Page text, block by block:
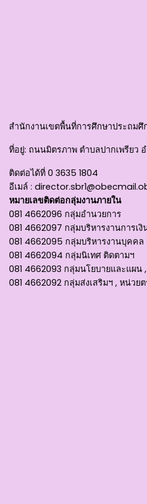
สำนักงานเขตพื้นที่การศึกษาประถมศึ
ที่อยู่: ถนนมิตรภาพ ตำบลปากเพรียว อ
ติดต่อได้ที่ 0 3635 1804
อีเมล์ :
หมายเลขติดต่อกลุ่มงานภายใน
081 4662096 กลุ่มอำนวยการ
081 4662097 กลุ่มบริหารงานการเงิ
081 4662095 กลุ่มบริหารงานบุคคล
081 4662094 กลุ่มนิเทศ ติดตามฯ
081 4662093 กลุ่มนโยบายและแผน ,
081 4662092 กลุ่มส่งเสริมฯ , หน่วย